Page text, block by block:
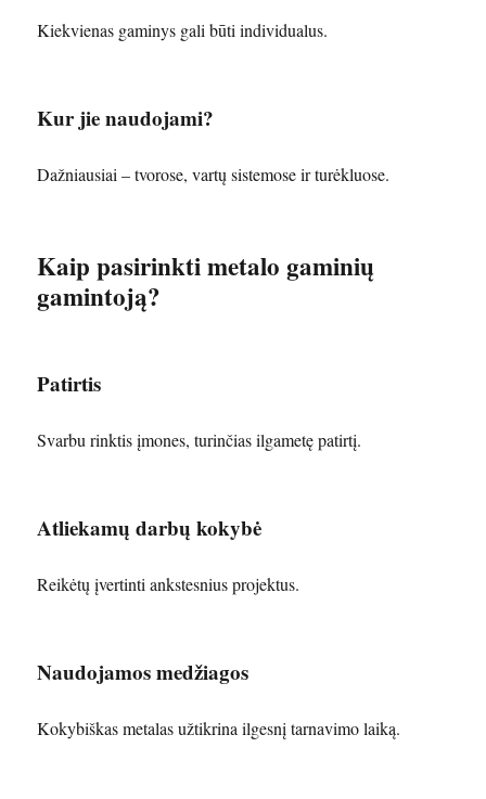
Kiekvienas gaminys gali būti individualus.
Kur jie naudojami?
Dažniausiai – tvorose, vartų sistemose ir turėkluose.
Kaip pasirinkti metalo gaminių
gamintoją?
Patirtis
Svarbu rinktis įmones, turinčias ilgametę patirtį.
Atliekamų darbų kokybė
Reikėtų įvertinti ankstesnius projektus.
Naudojamos medžiagos
Kokybiškas metalas užtikrina ilgesnį tarnavimo laiką.